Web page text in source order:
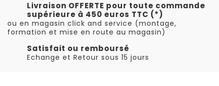
Livraison OFFERTE pour toute commande
supérieure à 450 euros TTC (*)
ou en magasin click and service (montage,
formation et mise en route au magasin)
Satisfait ou remboursé
Echange et Retour sous 15 jours